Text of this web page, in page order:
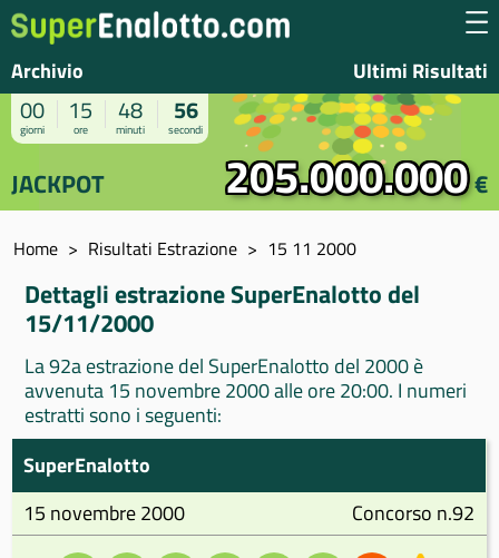
Archivio Ultimi Risultati
00
giorni
15
ore
48
minuti
56
secondi
JACKPOT 205.000.000€
Home Risultati Estrazione 15 11 2000
Dettagli estrazione SuperEnalotto del
15/11/2000
La 92a estrazione del SuperEnalotto del 2000 è
avvenuta 15 novembre 2000 alle ore 20:00. I numeri
estratti sono i seguenti:
SuperEnalotto
15 novembre 2000
Concorso n.92